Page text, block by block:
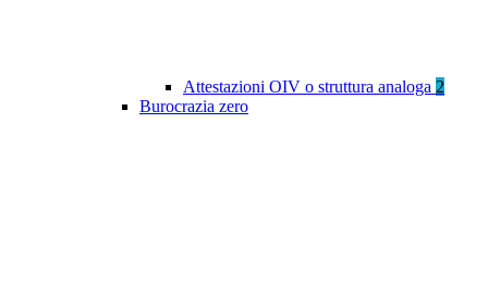
Attestazioni OIV o struttura analoga 2
Burocrazia zero